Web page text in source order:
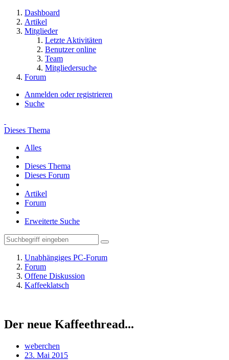
Dashboard
Artikel
Mitglieder
Letzte Aktivitäten
Benutzer online
Team
Mitgliedersuche
Forum
Anmelden oder registrieren
Suche
Dieses Thema
Alles
Dieses Thema
Dieses Forum
Artikel
Forum
Erweiterte Suche
Unabhängiges PC-Forum
Forum
Offene Diskussion
Kaffeeklatsch
Der neue Kaffeethread...
weberchen
23. Mai 2015